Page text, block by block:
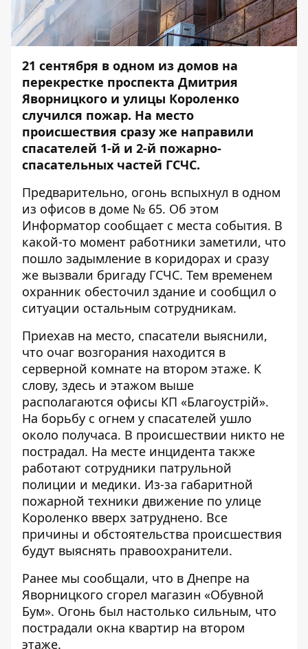
21 сентября в одном из домов на
перекрестке проспекта Дмитрия
Яворницкого и улицы Короленко
случился пожар. На место
происшествия сразу же направили
спасателей 1-й и 2-й пожарно-
спасательных частей ГСЧС.
Предварительно, огонь вспыхнул в одном
из офисов в доме № 65. Об этом
Информатор сообщает с места события. В
какой-то момент работники заметили, что
пошло задымление в коридорах и сразу
же вызвали бригаду ГСЧС. Тем временем
охранник обесточил здание и сообщил о
ситуации остальным сотрудникам.
Приехав на место, спасатели выяснили,
что очаг возгорания находится в
серверной комнате на втором этаже. К
слову, здесь и этажом выше
располагаются офисы КП «Благоустрiй».
На борьбу с огнем у спасателей ушло
около получаса. В происшествии никто не
пострадал. На месте инцидента также
работают сотрудники патрульной
полиции и медики. Из-за габаритной
пожарной техники движение по улице
Короленко вверх затруднено. Все
причины и обстоятельства происшествия
будут выяснять правоохранители.
Ранее мы сообщали, что в Днепре на
Яворницкого сгорел магазин «Обувной
Бум». Огонь был настолько сильным, что
пострадали окна квартир на втором
этаже.